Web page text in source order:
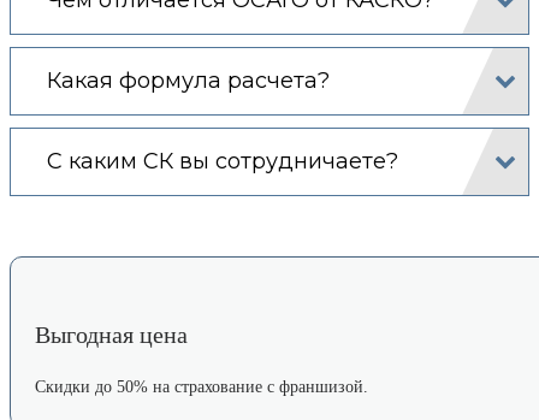
Какая формула расчета?
С каким СК вы сотрудничаете?
Выгодная цена
Скидки до 50% на страхование с франшизой.